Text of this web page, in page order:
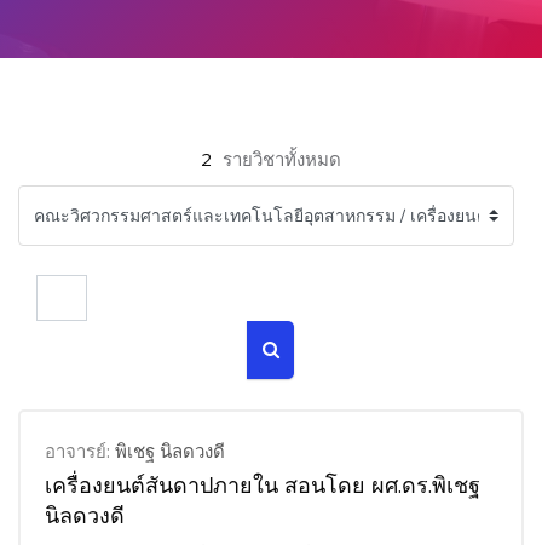
2 รายวิชาทั้งหมด
อาจารย์: พิเชฐ นิลดวงดี
เครื่องยนต์สันดาปภายใน สอนโดย ผศ.ดร.พิเชฐ
นิลดวงดี